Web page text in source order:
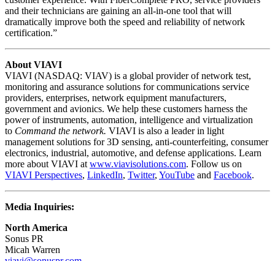
and their technicians are gaining an all-in-one tool that will
dramatically improve both the speed and reliability of network
certification.”
About VIAVI
VIAVI (NASDAQ: VIAV) is a global provider of network test,
monitoring and assurance solutions for communications service
providers, enterprises, network equipment manufacturers,
government and avionics. We help these customers harness the
power of instruments, automation, intelligence and virtualization
to Command the network. VIAVI is also a leader in light
management solutions for 3D sensing, anti-counterfeiting, consumer
electronics, industrial, automotive, and defense applications. Learn
more about VIAVI at www.viavisolutions.com. Follow us on
VIAVI Perspectives, LinkedIn, Twitter, YouTube and Facebook.
Media Inquiries:
North America
Sonus PR
Micah Warren